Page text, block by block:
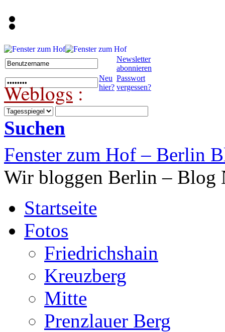
Newsletter
abonnieren
Neu
hier?
Passwort
vergessen?
Weblogs:
Suchen
Fenster zum Hof – Berlin
Wir bloggen Berlin – Blog
Startseite
Fotos
Friedrichshain
Kreuzberg
Mitte
Prenzlauer Berg